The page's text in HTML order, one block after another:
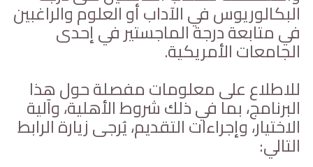
البكالوريوس في الآداب أو العلوم والراغبين
في متابعة درجة الماجستير في إحدى
الجامعات الأمريكية.
للاطلاع على معلومات مفصلة حول هذا
البرنامج، بما في ذلك شروط الأهلية، وآلية
الاختيار، وإجراءات التقديم، يُرجى زيارة الرابط
التالي: